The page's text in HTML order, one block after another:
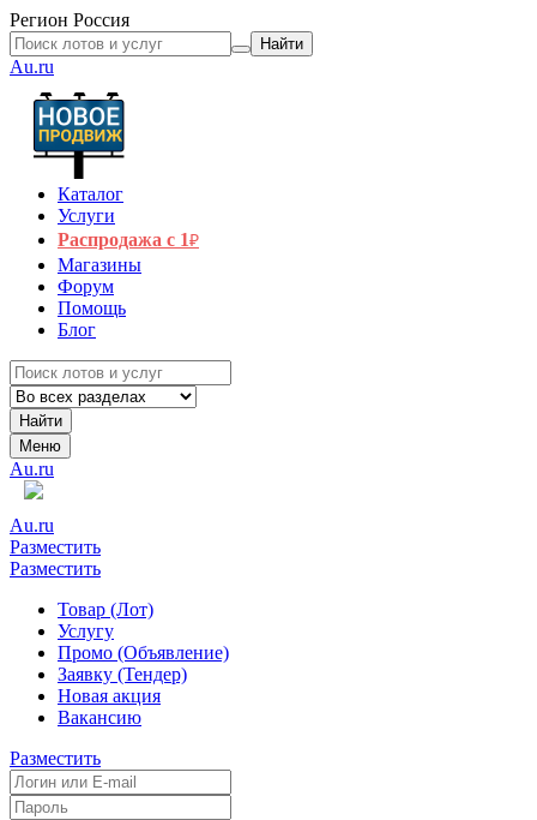
Регион Россия
Найти
Au.ru
Каталог
Услуги
Распродажа с 1₽
Магазины
Форум
Помощь
Блог
Найти
Меню
Au.ru
Au.ru
Разместить
Разместить
Товар (Лот)
Услугу
Промо (Объявление)
Заявку (Тендер)
Новая акция
Вакансию
Разместить